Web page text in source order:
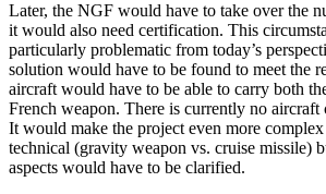
Later, the NGF would have to take over the
it would also need certification. This
particularly problematic from today’s
solution would have to be found to meet the
aircraft would have to be able to carry both
French weapon. There is currently no aircraft
It would make the project even more
technical (gravity weapon vs. cruise missile)
aspects would have to be clarified.